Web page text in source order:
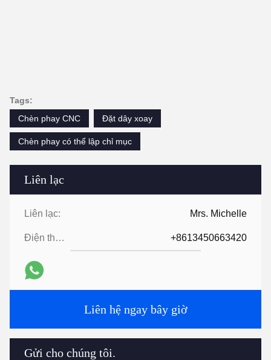
Liên lạc
Liên lạc: Mrs. Michelle
Điện thoại: +8613450663420
Liên hệ ngay bây giờ
Gửi cho chúng tôi.
Tags:
Chèn phay CNC
Đặt dây xoay
Chèn phay có thể lập chỉ mục